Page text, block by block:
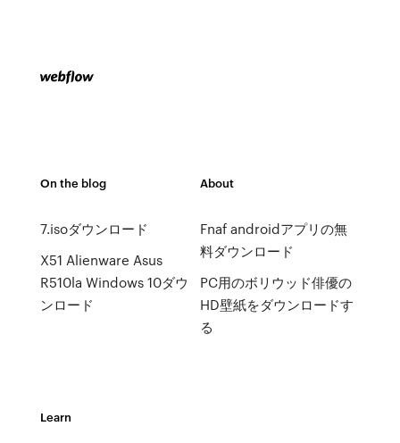
On the blog
7.isoダウンロード
X51 Alienware Asus
R510la Windows 10ダウ
ンロード
About
Fnaf androidアプリの無
料ダウンロード
PC用のボリウッド俳優の
HD壁紙をダウンロードす
る
Learn